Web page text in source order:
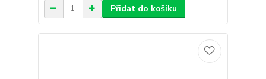
Přidat do košíku